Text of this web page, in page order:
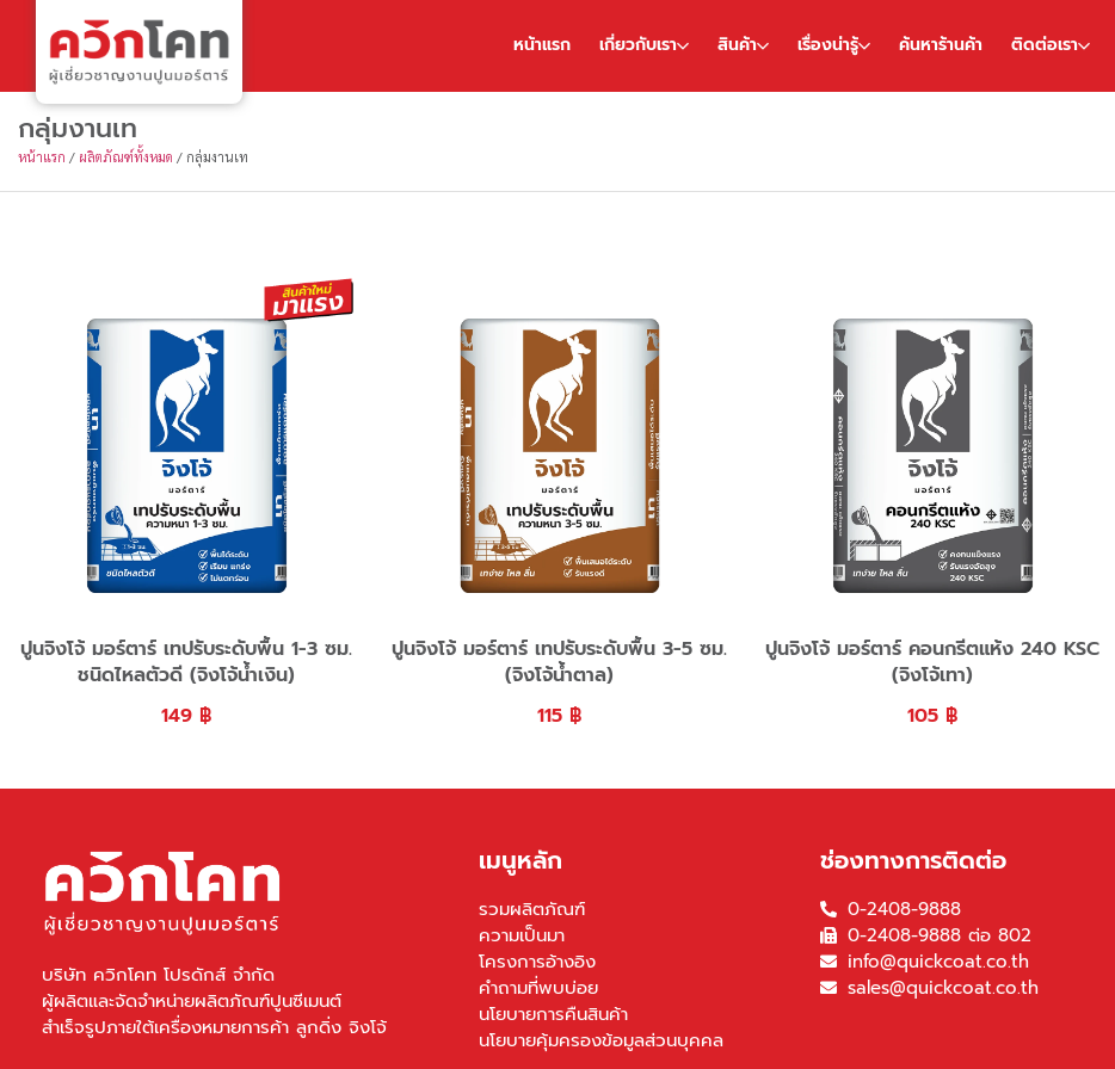
หน้าแรก เกี่ยวกับเรา สินค้า เรื่องน่ารู้ ค้นหาร้านค้า ติดต่อเรา
กลุ่มงานเท
หน้าแรก / ผลิตภัณฑ์ทั้งหมด / กลุ่มงานเท
ปูนจิงโจ้ มอร์ตาร์ เทปรับระดับพื้น 1-3 ซม.
ชนิดไหลตัวดี (จิงโจ้น้ำเงิน)
149 ฿
ปูนจิงโจ้ มอร์ตาร์ เทปรับระดับพื้น 3-5 ซม.
(จิงโจ้น้ำตาล)
115 ฿
ปูนจิงโจ้ มอร์ตาร์ คอนกรีตแห้ง 240 KSC
(จิงโจ้เทา)
105 ฿
บริษัท ควิกโคท โปรดักส์ จำกัด
ผู้ผลิตและจัดจำหน่ายผลิตภัณฑ์ปูนซีเมนต์
สำเร็จรูปภายใต้เครื่องหมายการค้า ลูกดิ่ง จิงโจ้
เมนูหลัก
รวมผลิตภัณฑ์
ความเป็นมา
โครงการอ้างอิง
คำถามที่พบบ่อย
นโยบายการคืนสินค้า
นโยบายคุ้มครองข้อมูลส่วนบุคคล
ช่องทางการติดต่อ
0-2408-9888
0-2408-9888 ต่อ 802
info@quickcoat.co.th
sales@quickcoat.co.th